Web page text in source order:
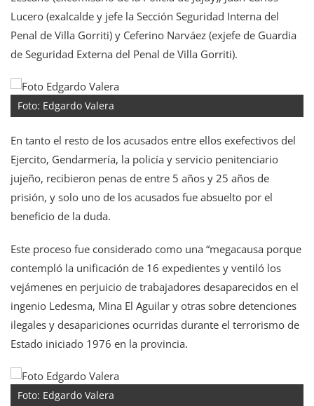
Lucero (exalcalde y jefe la Sección Seguridad Interna del
Penal de Villa Gorriti) y Ceferino Narváez (exjefe de Guardia
de Seguridad Externa del Penal de Villa Gorriti).
Foto: Edgardo Valera
En tanto el resto de los acusados entre ellos exefectivos del
Ejercito, Gendarmería, la policía y servicio penitenciario
jujeño, recibieron penas de entre 5 años y 25 años de
prisión, y solo uno de los acusados fue absuelto por el
beneficio de la duda.
Este proceso fue considerado como una “megacausa porque
contempló la unificación de 16 expedientes y ventiló los
vejámenes en perjuicio de trabajadores desaparecidos en el
ingenio Ledesma, Mina El Aguilar y otras sobre detenciones
ilegales y desapariciones ocurridas durante el terrorismo de
Estado iniciado 1976 en la provincia.
Foto: Edgardo Valera